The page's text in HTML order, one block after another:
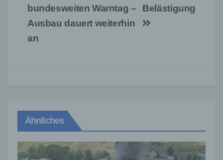
Belästigung
bundesweiten Warntag –
Ausbau dauert weiterhin
an
Ähnliches